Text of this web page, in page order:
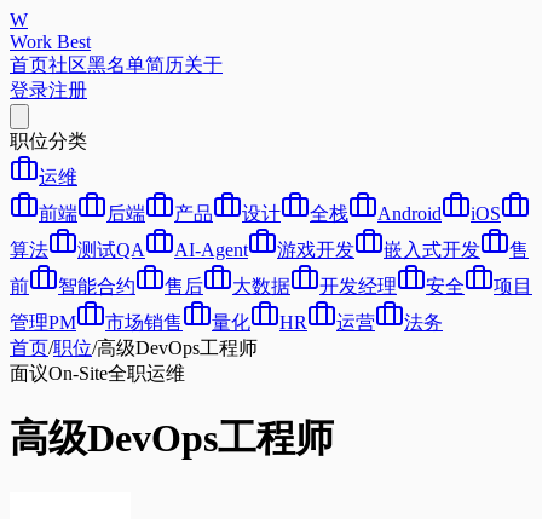
W
Work Best
首页社区黑名单简历关于
登录注册
职位分类
运维
前端
后端 产品 设计 全栈 Android
iOS
算法
测试QA AI-Agent 游戏开发 嵌入式开发
售
前
智能合约 售后 大数据 开发经理 安全
项目
管理PM
市场销售 量化 HR 运营
法务
首页/职位/高级DevOps工程师
面议On-Site全职运维
高级DevOps工程师